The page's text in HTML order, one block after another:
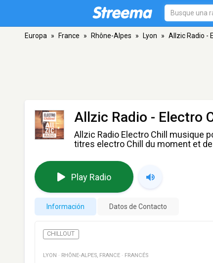
Europa » France » Rhône-Alpes » Lyon » Allzic Radio -
Allzic Radio - Electro
Allzic Radio Electro Chill musique
titres electro Chill du moment et
Play Radio
Información Datos de Contacto
CHILLOUT
LYON · RHÔNE-ALPES, FRANCE · FRANCÉS